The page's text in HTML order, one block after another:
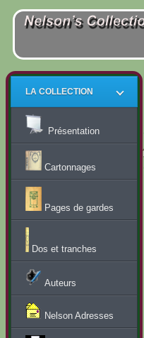
LA COLLECTION
Présentation
Cartonnages
Pages de gardes
Dos et tranches
Auteurs
Nelson Adresses